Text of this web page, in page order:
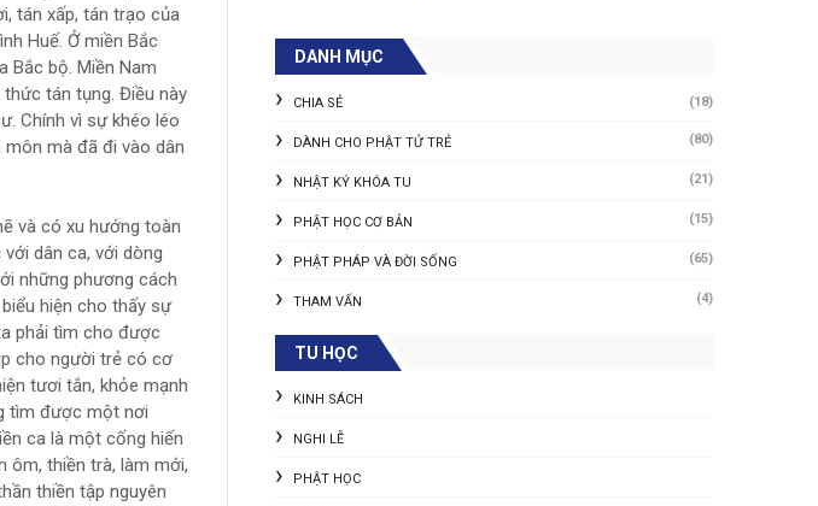
tán xấp, tán trạo của
Huế. Ở miền Bắc
Bắc bộ. Miền Nam
tán tụng. Điều này
Chính vì sự khéo léo
môn mà đã đi vào dân
và có xu hướng toàn
dân ca, với dòng
những phương cách
hiện cho thấy sự
phải tìm cho được
cho người trẻ có cơ
tươi tắn, khỏe mạnh
tìm được một nơi
ca là một cống hiến
ôm, thiền trà, làm mới,
thiền tập nguyên
DANH MỤC
CHIA SẺ (18)
DÀNH CHO PHẬT TỬ TRẺ (80)
NHẬT KÝ KHÓA TU (21)
PHẬT HỌC CƠ BẢN (15)
PHẬT PHÁP VÀ ĐỜI SỐNG (65)
THAM VẤN (4)
TU HỌC
KINH SÁCH
NGHI LỄ
PHẬT HỌC